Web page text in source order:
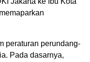
peraturan perundang-
Pada dasarnya,